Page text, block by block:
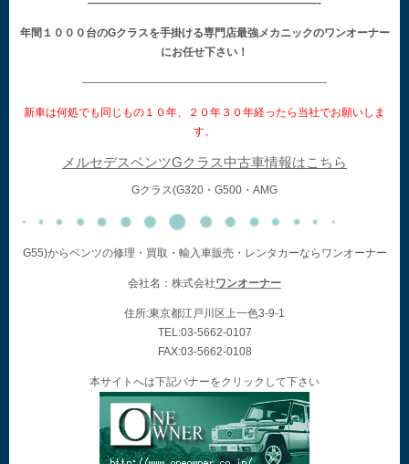
—————————————————————-
年間１０００台のGクラスを手掛ける専門店最強メカニックのワンオーナー
にお任せ下さい！
——————————————————————-
新車は何処でも同じもの１０年、２０年３０年経ったら当社でお願いしま
す。
メルセデスベンツGクラス中古車情報はこちら
Gクラス(G320・G500・AMG
G55)からベンツの修理・買取・輸入車販売・レンタカーならワンオーナー
会社名：株式会社ワンオーナー
住所:東京都江戸川区上一色3-9-1
TEL:03-5662-0107
FAX:03-5662-0108
本サイトへは下記バナーをクリックして下さい